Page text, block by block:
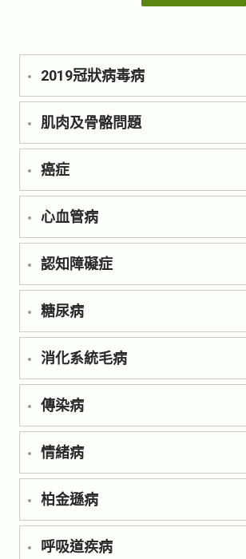
2019冠狀病毒病
肌肉及骨骼問題
癌症
心血管病
認知障礙症
糖尿病
消化系統毛病
傳染病
情緒病
柏金遜病
呼吸道疾病